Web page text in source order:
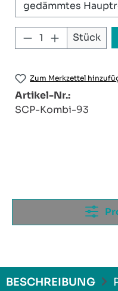
ProduktStück
Zum Merkzettel
Artikel-Nr.:
SCP-Kombi-93
BESCHREIBUNG